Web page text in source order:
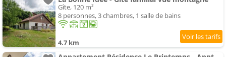
Gîte, 120 m²
8 personnes, 3 chambres, 1 salle de bains
4.7 km